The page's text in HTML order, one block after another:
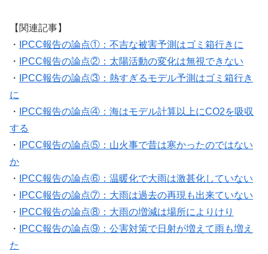
【関連記事】
・
IPCC報告の論点①：不吉な被害予測はゴミ箱行きに
・
IPCC報告の論点②：太陽活動の変化は無視できない
・
IPCC報告の論点③：熱すぎるモデル予測はゴミ箱行き
に
・
IPCC報告の論点④：海はモデル計算以上にCO2を吸収
する
・
IPCC報告の論点⑤：山火事で昔は寒かったのではない
か
・
IPCC報告の論点⑥：温暖化で大雨は激甚化していない
・
IPCC報告の論点⑦：大雨は過去の再現も出来ていない
・
IPCC報告の論点⑧：大雨の増減は場所によりけり
・
IPCC報告の論点⑨：公害対策で日射が増えて雨も増え
た